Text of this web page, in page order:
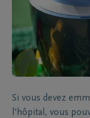
Si vous devez
l'hôpital, vous